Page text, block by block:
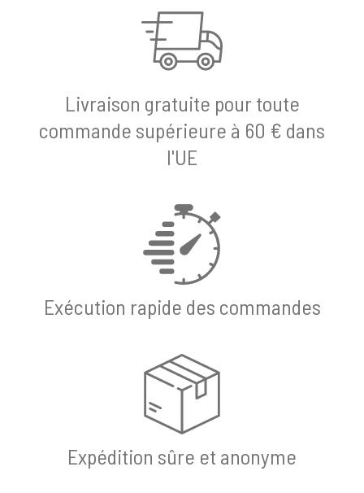
Livraison gratuite pour toute
commande supérieure à 60 € dans
l'UE
Exécution rapide des commandes
Expédition sûre et anonyme